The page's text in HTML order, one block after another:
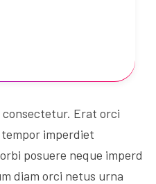
consectetur. Erat orci
tempor imperdiet
posuere neque imperd
diam orci netus urna